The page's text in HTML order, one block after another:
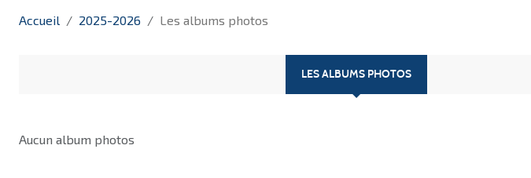
Accueil 2025-2026 Les albums photos
LES ALBUMS PHOTOS
Aucun album photos